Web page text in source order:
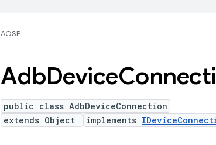
AOSP
AdbDevice
public class AdbDeviceConnection
extends Object
implements